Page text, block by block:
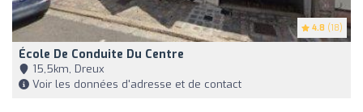
4.8 (18)
École De Conduite Du Centre
15,5km, Dreux
Voir les données d'adresse et de contact